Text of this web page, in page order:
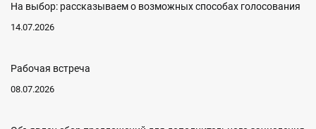
На выбор: рассказываем о возможных способах голосования
14.07.2026
Рабочая встреча
08.07.2026